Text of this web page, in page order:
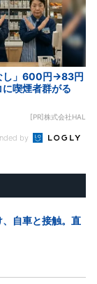
し」600円→83円
喫煙者群がる
[PR]株式会社HAL
by
自車と接触。直